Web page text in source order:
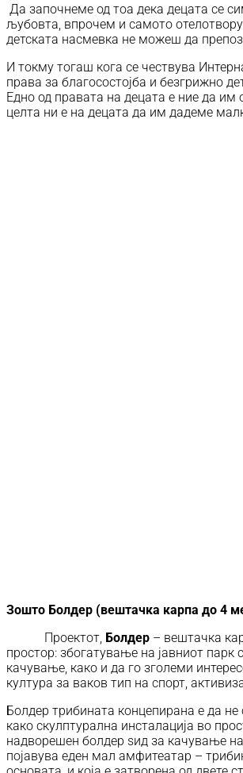
Да започнеме од тоа дека децата се
љубовта, впрочем и самото
детската насмевка не можеш да
И токму тогаш кога се чествува
права за благосостојба и безгрижно
Едно од правата на децата е ние да им
целта ни е на децата да им дадеме
Зошто Болдер (вештачка карпа до 4
Проектот, Болдер – вештачка
простор: збогатување на јавниот
качување, како и да го зголеми
култура за ваков тип на спорт,
Болдер трибината концепирана е да
како скулптурална инсталација во
надворешен болдер ѕид за качување
појавува еден мал амфитеатар –